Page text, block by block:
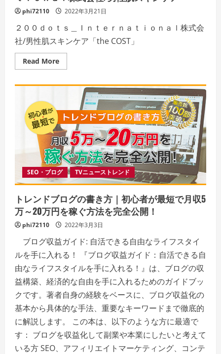
な
国
産
さ
か
な
料
の
定
便
phi72110 2022年3月21日
２００ｄｏｔｓ＿Ｉｎｔｅｒｎａｔｉｏｎａｌ株式会
社/男性肌スキンケア「the COST」
Read MoreRead
more
COST」
０
ｄ
ｏ
ｔ
ｓ
＿
Ｉ
ｎ
ｔ
ｅ
ｒ
ｎ
ｔ
ｉ
ｏ
ｎ
ａ
株
式
会
社/
男
性
肌
キ
ン
ケ
ア
SEO・ブログ TVニューストレンド
トレンドブログの書き方｜初心者が最短で月収5
万～20万円を稼ぐ方法を完全公開！
phi72110 2022年3月3日
ブログ収益ガイド: 自活できる自由なライフスタイ
ルを手に入れる！ 『ブログ収益ガイド：自活できる自
由なライフスタイルを手に入れる！』は、ブログの収
益構築、経済的な自由を手に入れるためのガイドブッ
クです。著者自身の経験をベースに、ブログ収益化の
基本から具体的な手法、重要なキーワードまで徹底的
に解説します。 この本は、以下のような方に最適で
す： ブログを収益化して副業や本業にしたいと考えて
いる方 SEO、アフィリエイトマーケティング、コンテ